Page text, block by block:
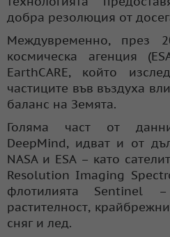
добра резолюция от
Междувременно, през
космическа агенция
EarthCARE, който
частиците във въздуха
баланс на Земята.
Голяма част от
DeepMind, идват и от
NASA и ESA – като
Resolution Imaging
флотилията Sentinel
растителност,
сняг и лед.